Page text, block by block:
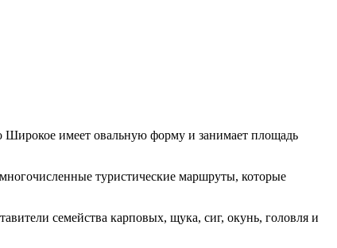
Широкое имеет овальную форму и занимает площадь
туристические маршруты, которые
семейства карповых, щука, сиг, окунь, головля и